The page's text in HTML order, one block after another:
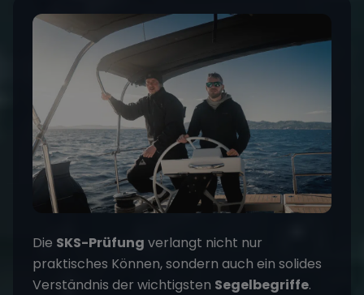
Die SKS-Prüfung verlangt nicht nur
praktisches Können, sondern auch ein solides
Verständnis der wichtigsten Segelbegriffe.